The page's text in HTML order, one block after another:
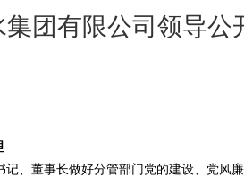
团有限公司领导公
记、董事长做好分管部门党的建设、党风